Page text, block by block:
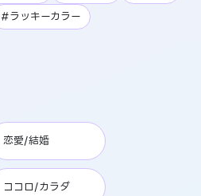
#ラッキーカラー
恋愛/結婚
ココロ/カラダ